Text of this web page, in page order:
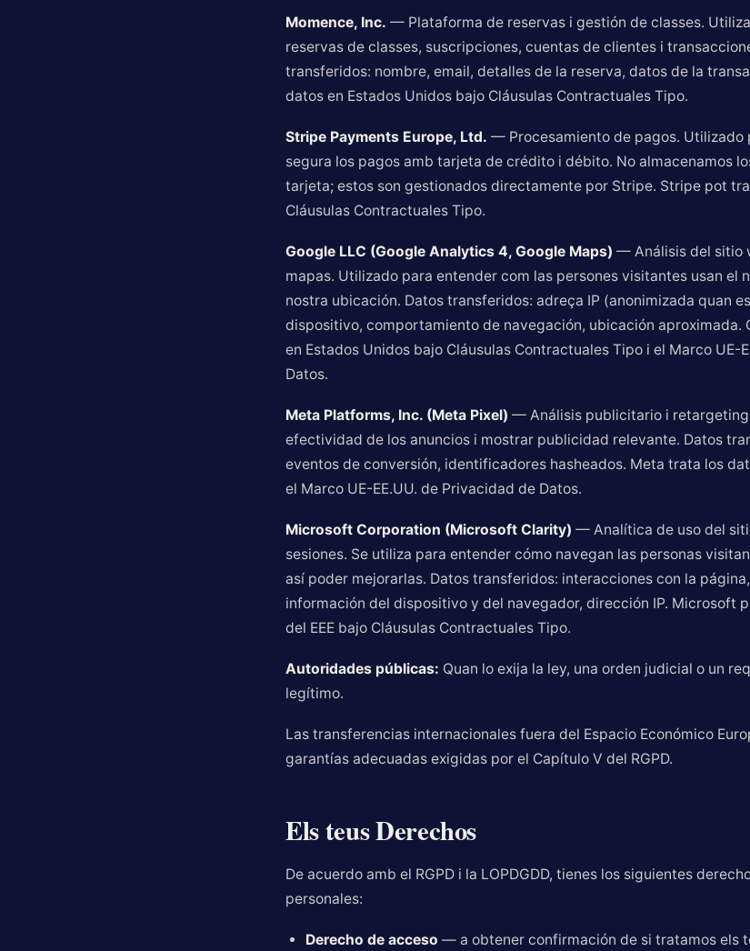
Momence, Inc. — Plataforma de reservas i gestión de classes.
reservas de classes, suscripciones, cuentas de clientes i
transferidos: nombre, email, detalles de la reserva, datos de la
datos en Estados Unidos bajo Cláusulas Contractuales Tipo.
Stripe Payments Europe, Ltd. — Procesamiento de pagos. Utilizado
segura los pagos amb tarjeta de crédito i débito. No almacenamos
tarjeta; estos son gestionados directamente por Stripe. Stripe pot
Cláusulas Contractuales Tipo.
Google LLC (Google Analytics 4, Google Maps) — Análisis del sitio
mapas. Utilizado para entender com las persones visitantes usan el
nostra ubicación. Datos transferidos: adreça IP (anonimizada quan
dispositivo, comportamiento de navegación, ubicación aproximada.
en Estados Unidos bajo Cláusulas Contractuales Tipo i el Marco UE-
Datos.
Meta Platforms, Inc. (Meta Pixel) — Análisis publicitario i
efectividad de los anuncios i mostrar publicidad relevante. Datos
eventos de conversión, identificadores hasheados. Meta trata los
el Marco UE-EE.UU. de Privacidad de Datos.
Microsoft Corporation (Microsoft Clarity) — Analítica de uso del
sesiones. Se utiliza para entender cómo navegan las personas
así poder mejorarlas. Datos transferidos: interacciones con la
información del dispositivo y del navegador, dirección IP. Microsoft
del EEE bajo Cláusulas Contractuales Tipo.
Autoridades públicas: Quan lo exija la ley, una orden judicial o un
legítimo.
Las transferencias internacionales fuera del Espacio Económico
garantías adecuadas exigidas por el Capítulo V del RGPD.
Els teus Derechos
De acuerdo amb el RGPD i la LOPDGDD, tienes los siguientes
personales:
Derecho de acceso — a obtener confirmación de si tratamos els